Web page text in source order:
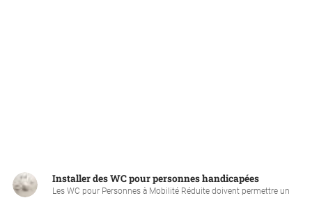
Installer des WC pour personnes handicapées
Les WC pour Personnes à Mobilité Réduite doivent permettre un